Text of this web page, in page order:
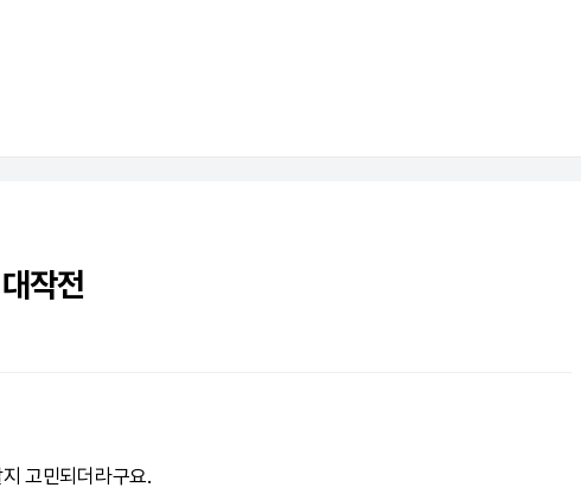
작전
고민되더라구요.